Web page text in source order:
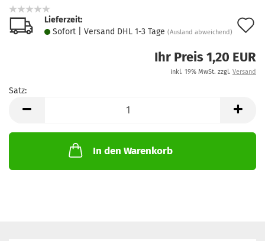
Lieferzeit:
Sofort | Versand DHL 1-3 Tage (Ausland abweichend)
Ihr Preis 1,20 EUR
inkl. 19% MwSt. zzgl. Versand
Satz:
In den Warenkorb